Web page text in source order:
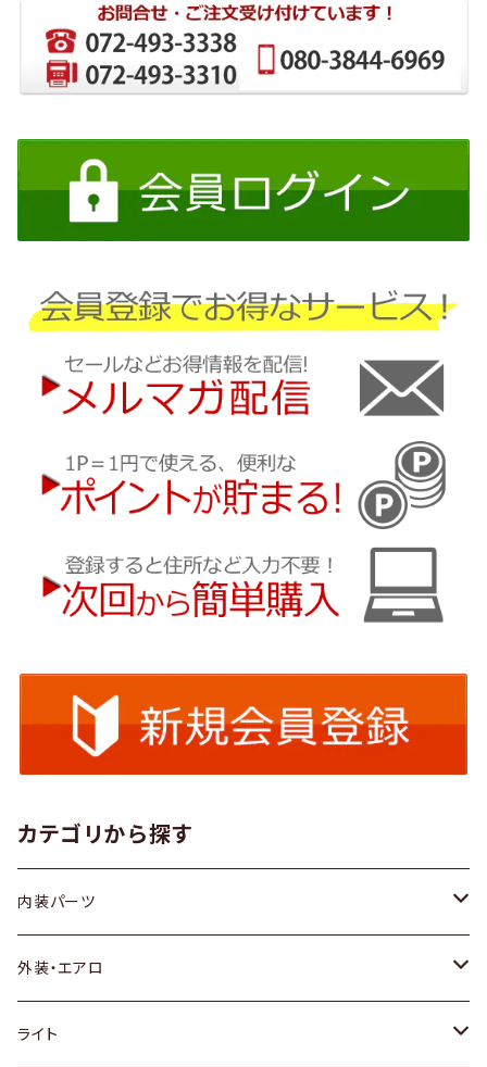
カテゴリから探す
内装パーツ
トヨタ
ホンダ
外装・エアロ
トヨタ
ライト